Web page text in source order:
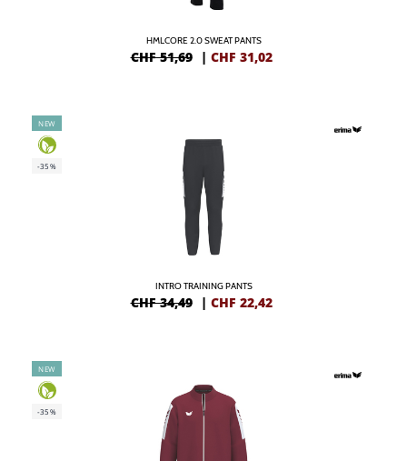
HMLCORE 2.0 SWEAT PANTS
CHF 51,69 | CHF 31,02
NEW
-35%
INTRO TRAINING PANTS
CHF 34,49 | CHF 22,42
NEW
-35%